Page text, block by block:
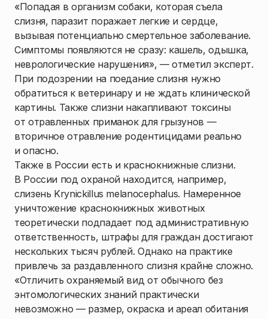
«Попадая в организм собаки, которая съела
слизня, паразит поражает легкие и сердце,
вызывая потенциально смертельное заболевание.
Симптомы появляются не сразу: кашель, одышка,
неврологические нарушения», — отметил эксперт.
При подозрении на поедание слизня нужно
обратиться к ветеринару и не ждать клинической
картины. Также слизни накапливают токсины
от отравленных приманок для грызунов —
вторичное отравление родентицидами реально
и опасно.
Также в России есть и краснокнижные слизни.
В России под охраной находится, например,
слизень Krynickillus melanocephalus. Намеренное
уничтожение краснокнижных животных
теоретически подпадает под административную
ответственность, штрафы для граждан достигают
нескольких тысяч рублей. Однако на практике
привлечь за раздавленного слизня крайне сложно.
«Отличить охраняемый вид от обычного без
энтомологических знаний практически
невозможно — размер, окраска и ареал обитания